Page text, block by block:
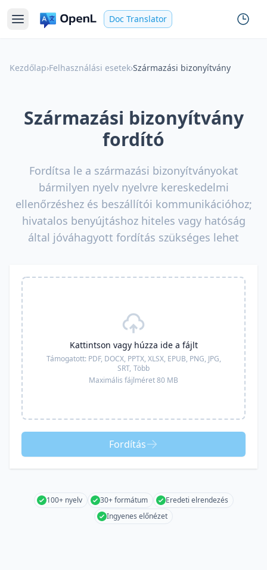
Doc Translator
Kezdőlap›Felhasználási esetek›Származási bizonyítvány
Származási bizonyítvány
fordító
Fordítsa le a származási bizonyítványokat
bármilyen nyelv nyelvre kereskedelmi
ellenőrzéshez és beszállítói kommunikációhoz;
hivatalos benyújtáshoz hiteles vagy hatóság
által jóváhagyott fordítás szükséges lehet
Kattintson vagy húzza ide a fájlt
Támogatott: PDF, DOCX, PPTX, XLSX, EPUB, PNG, JPG,
SRT, Több
Maximális fájlméret 80 MB
Fordítás
100+ nyelv 30+ formátum
Eredeti elrendezés
Ingyenes előnézet